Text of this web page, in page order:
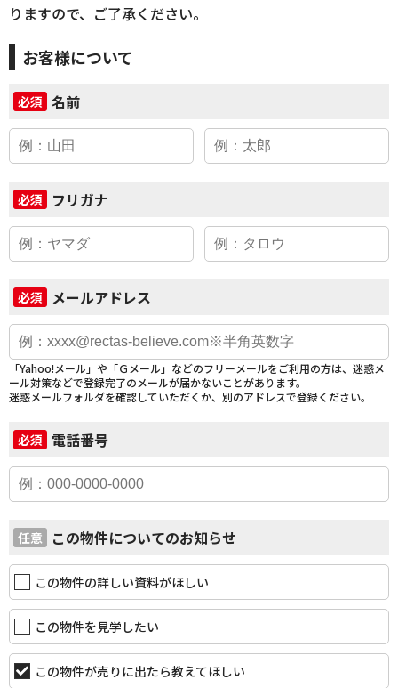
りますので、ご了承ください。
お客様について
必須 名前
必須 フリガナ
必須 メールアドレス
「Yahoo!メール」や「Ｇメール」などのフリーメールをご利用の方は、迷惑メ
ール対策などで登録完了のメールが届かないことがあります。
迷惑メールフォルダを確認していただくか、別のアドレスで登録ください。
必須 電話番号
任意 この物件についてのお知らせ
この物件の詳しい資料がほしい
この物件を見学したい
この物件が売りに出たら教えてほしい